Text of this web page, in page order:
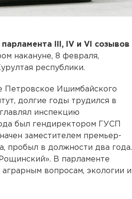
III, IV и VI созывов
накануне, 8 февраля,
республики.
Петровское Ишимбайского
долгие годы трудился в
инспекцию
был гендиректором ГУСП
заместителем премьер-
пробыл в должности два года.
В парламенте
вопросам, экологии и